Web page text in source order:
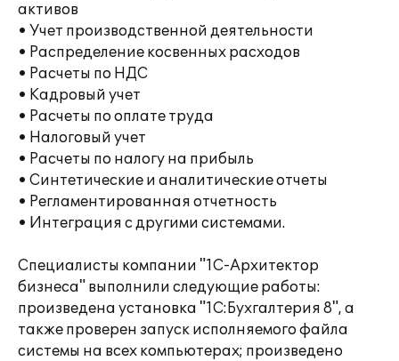
активов
• Учет производственной деятельности
• Распределение косвенных расходов
• Расчеты по НДС
• Кадровый учет
• Расчеты по оплате труда
• Налоговый учет
• Расчеты по налогу на прибыль
• Синтетические и аналитические отчеты
• Регламентированная отчетность
• Интеграция с другими системами.
Специалисты компании "1С-Архитектор
бизнеса" выполнили следующие работы:
произведена установка "1С:Бухгалтерия 8", а
также проверен запуск исполняемого файла
системы на всех компьютерах; произведено